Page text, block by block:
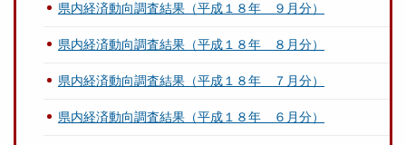
県内経済動向調査結果（平成１８年 ９月分）
県内経済動向調査結果（平成１８年 ８月分）
県内経済動向調査結果（平成１８年 ７月分）
県内経済動向調査結果（平成１８年 ６月分）